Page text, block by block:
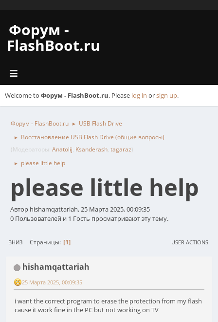
Форум -
FlashBoot.ru
Welcome to Форум - FlashBoot.ru. Please log in orsign up.
Форум - FlashBoot.ru ► USB Flash Drive
►
Восстановление USB Flash Drive (общие вопросы)
(Модераторы: Anatolij, Ksanderash, tagaraz)
► please little help
please little help
Автор hishamqattariah, 25 Марта 2025, 00:09:35
0 Пользователей и 1 Гость просматривают эту тему.
ВНИЗ Страницы 1 USER ACTIONS
hishamqattariah
25 Марта 2025, 00:09:35
i want the correct program to erase the protection from my flash
cause it work fine in the PC but not working on TV